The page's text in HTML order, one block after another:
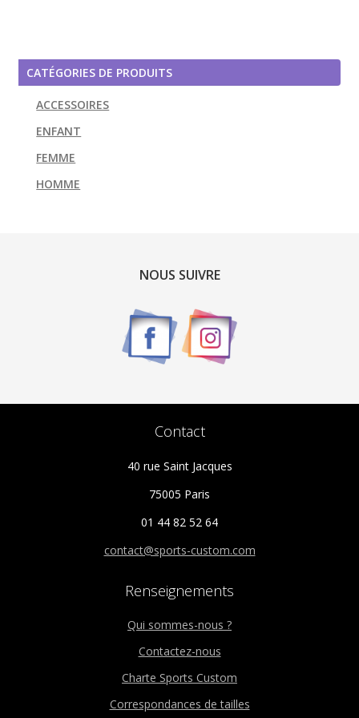
CATÉGORIES DE PRODUITS
ACCESSOIRES
ENFANT
FEMME
HOMME
NOUS SUIVRE
Contact
40 rue Saint Jacques
75005 Paris
01 44 82 52 64
contact@sports-custom.com
Renseignements
Qui sommes-nous ?
Contactez-nous
Charte Sports Custom
Correspondances de tailles